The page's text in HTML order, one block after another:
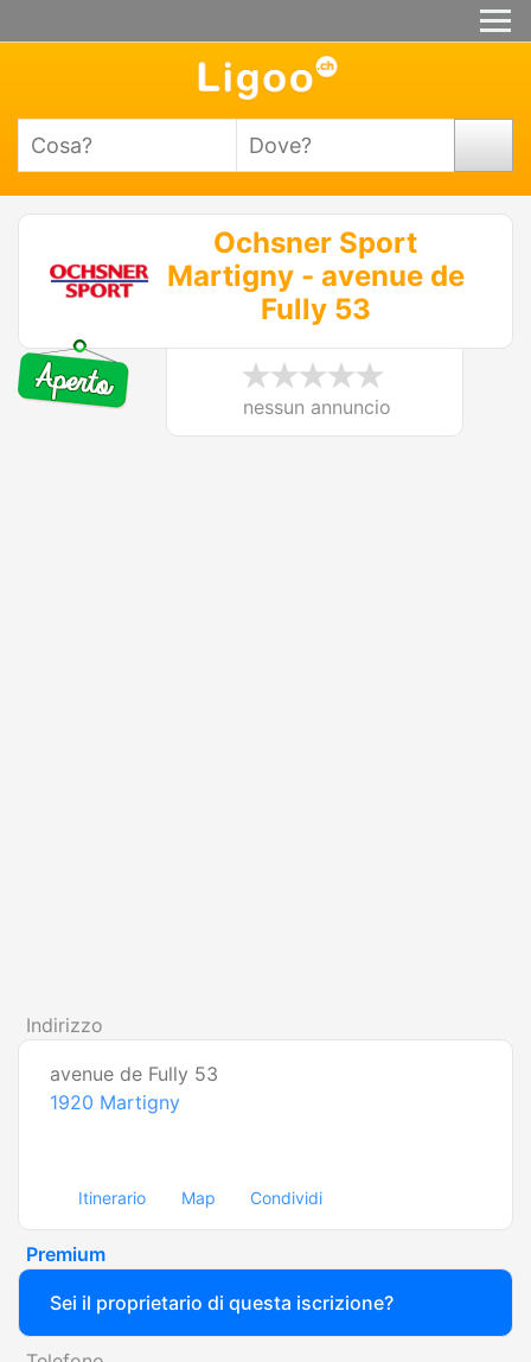
Ochsner Sport
Martigny - avenue de
Fully 53
nessun annuncio
Indirizzo
avenue de Fully 53
1920 Martigny
Itinerario Map Condividi
Premium
Sei il proprietario di questa iscrizione?